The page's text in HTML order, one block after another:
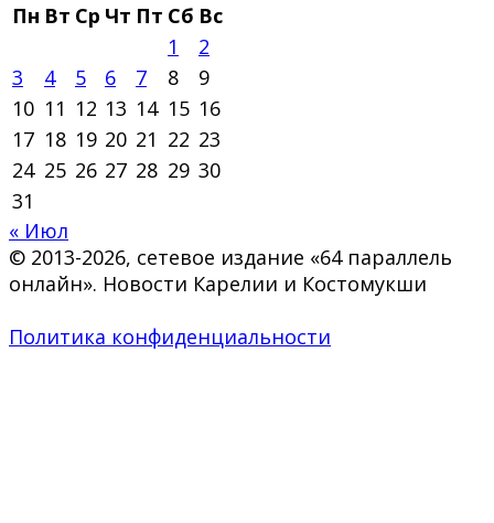
Пн Вт Ср Чт Пт Сб Вс
1
2
3
4 5 6 7 8
9
10 11 12 13 14 15 16
17 18 19 20 21 22 23
24 25 26 27 28 29 30
31
« Июл
© 2013-2026, сетевое издание «64 параллель
онлайн». Новости Карелии и Костомукши
Политика конфиденциальности